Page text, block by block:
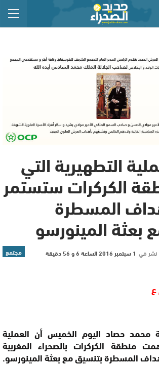
التطهيرية التي
الكركرات ستستمر
المسطرة
بعثة المينورسو
مجتمع نشر في 1 سبتمبر 2016 الساعة 6 و 56 دقيقة
ع
محمد حصاد اليوم الخميس أن العملية
منطقة الكركرات بالصحراء المغربية
المسطرة بتنسيق مع بعثة المينورسو.